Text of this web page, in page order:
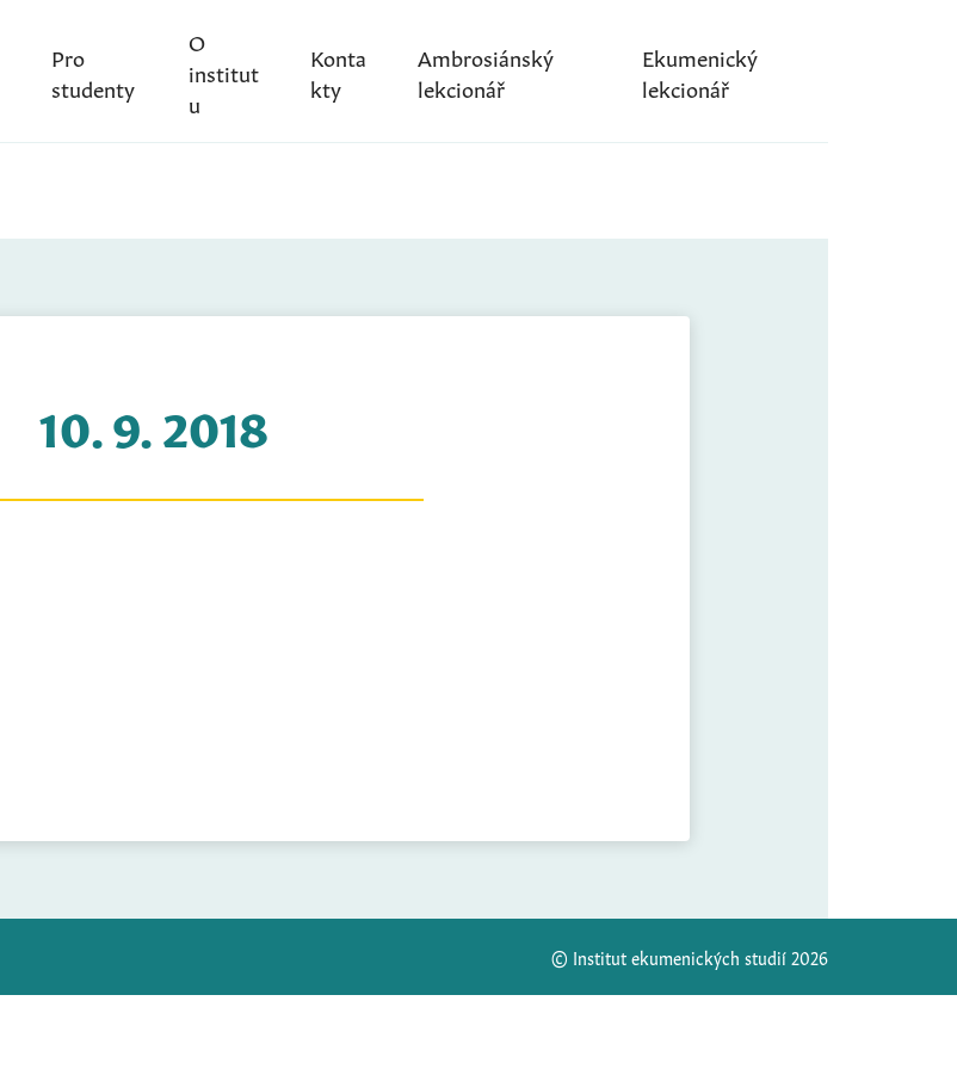
Pro
studenty
O
institut
u
Konta
kty
Ambrosiánský
lekcionář
Ekumenický
lekcionář
10. 9. 2018
© Institut ekumenických studií 2026